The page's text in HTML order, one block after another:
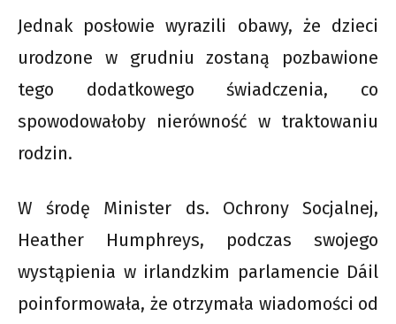
Jednak posłowie wyrazili obawy, że dzieci
urodzone w grudniu zostaną pozbawione
tego dodatkowego świadczenia, co
spowodowałoby nierówność w traktowaniu
rodzin.
W środę Minister ds. Ochrony Socjalnej,
Heather Humphreys, podczas swojego
wystąpienia w irlandzkim parlamencie Dáil
poinformowała, że otrzymała wiadomości od